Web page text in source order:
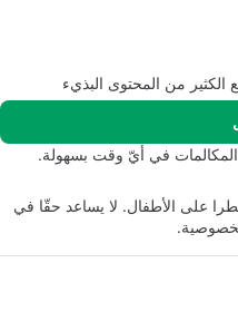
الكثير من المحتوى البذيء
في أيّ وقت بسهولة.
على الأطفال. لا يساعد حقّا في